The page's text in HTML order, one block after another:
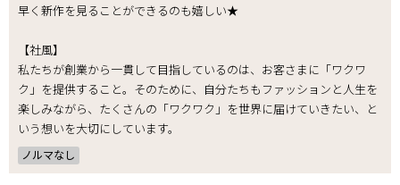
早く新作を見ることができるのも嬉しい★
【社風】
私たちが創業から一貫して目指しているのは、お客さまに「ワクワ
ク」を提供すること。そのために、自分たちもファッションと人生を
楽しみながら、たくさんの「ワクワク」を世界に届けていきたい、と
いう想いを大切にしています。
ノルマなし